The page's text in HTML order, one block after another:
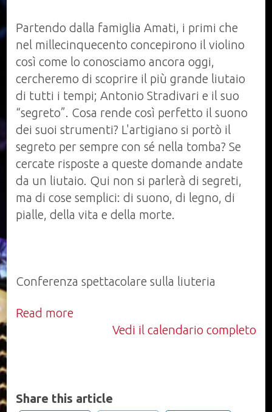
Partendo dalla famiglia Amati, i primi che
nel millecinquecento concepirono il violino
così come lo conosciamo ancora oggi,
cercheremo di scoprire il più grande liutaio
di tutti i tempi; Antonio Stradivari e il suo
“segreto”. Cosa rende così perfetto il suono
dei suoi strumenti? L'artigiano si portò il
segreto per sempre con sé nella tomba? Se
cercate risposte a queste domande andate
da un liutaio. Qui non si parlerà di segreti,
ma di cose semplici: di suono, di legno, di
pialle, della vita e della morte.
Conferenza spettacolare sulla liuteria
Read more
Vedi il calendario completo
Share this article